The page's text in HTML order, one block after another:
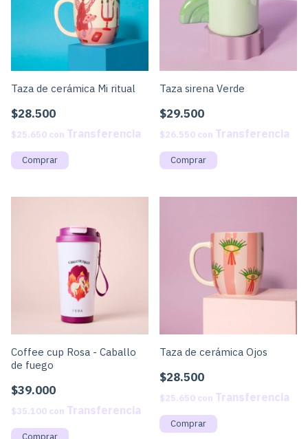
Taza de cerámica Mi ritual
$28.500
$25.650 con
Taza sirena Verde
$29.500
$26.550 con
Coffee cup Rosa - Caballo
de fuego
$39.000
$35.100 con
Taza de cerámica Ojos
$28.500
$25.650 con